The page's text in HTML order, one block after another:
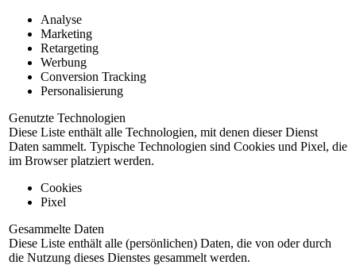
Analyse
Marketing
Retargeting
Werbung
Conversion Tracking
Personalisierung
Genutzte Technologien
Diese Liste enthält alle Technologien, mit denen dieser Dienst
Daten sammelt. Typische Technologien sind Cookies und Pixel, die
im Browser platziert werden.
Cookies
Pixel
Gesammelte Daten
Diese Liste enthält alle (persönlichen) Daten, die von oder durch
die Nutzung dieses Dienstes gesammelt werden.